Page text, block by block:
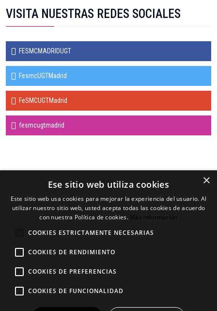
VISITA NUESTRAS REDES SOCIALES
FESMCMADRIDUGT
FesmcUGTMadrid
FeSMCUGTMadrid
fesmcugtmadrid
Política de privacidad
×
Ese sitio web utiliza cookies
Este sitio web usa cookies para mejorar la experiencia del usuario. Al
utilizar nuestro sitio web, usted acepta todas las cookies de acuerdo
con nuestra Política de cookies. Más información
COOKIES ESTRICTAMENTE NECESARIAS
COOKIES DE RENDIMIENTO
COOKIES DE PREFERENCIAS
COOKIES DE FUNCIONALIDAD